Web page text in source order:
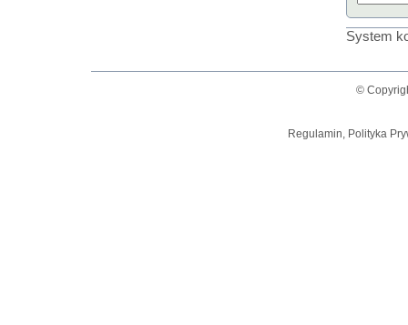
System
©
Regulamin, Polityka